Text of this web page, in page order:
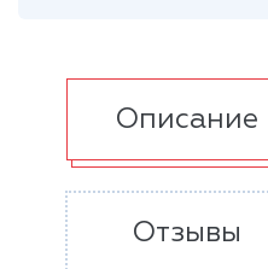
Описание
Отзывы